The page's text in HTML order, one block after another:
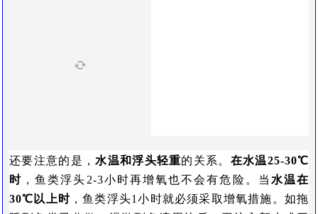
还要注意的是， 水温和浮头轻重的关系。 在水温25-30℃
时 ，鱼类浮头2-3小时再增氧也不会有危险。当 水温在
30℃以上时 ，鱼类浮头1小时就必须采取增氧措施。如拖